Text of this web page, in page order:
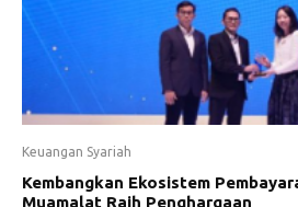
Keuangan Syariah
Kembangkan Ekosistem
Muamalat Raih Penghargaan